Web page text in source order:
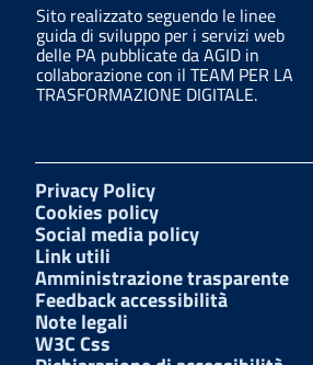
Sito realizzato seguendo le linee
guida di sviluppo per i servizi web
delle PA pubblicate da AGID in
collaborazione con il TEAM PER LA
TRASFORMAZIONE DIGITALE.
Privacy Policy
Cookies policy
Social media policy
Link utili
Amministrazione trasparente
Feedback accessibilità
Note legali
W3C Css